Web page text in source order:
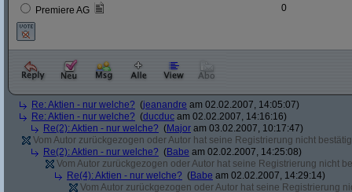
Premiere AG 0
Re: Aktien - nur welche? (jeanandre am 02.02.2007, 14:05:07)
Re: Aktien - nur welche? (ducduc am 02.02.2007, 14:16:16)
Re(2): Aktien - nur welche? (Major am 03.02.2007, 10:17:47)
Vom Autor zurückgezogen oder Autor hat seine Registrierung nicht
Re(2): Aktien - nur welche? (Babe am 02.02.2007, 14:25:08)
Vom Autor zurückgezogen oder Autor hat seine Registrierung nicht
Re(4): Aktien - nur welche? (Babe am 02.02.2007, 14:29:14)
Vom Autor zurückgezogen oder Autor hat seine Registrierung